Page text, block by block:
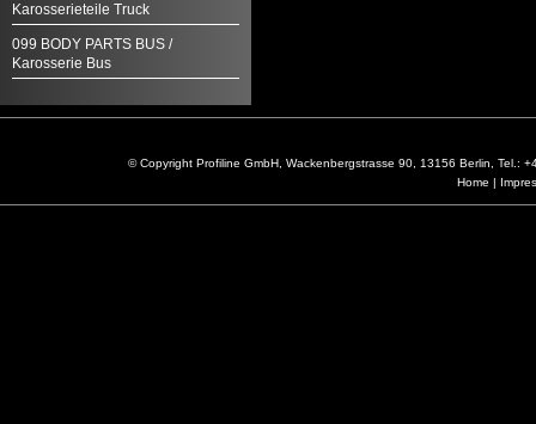
Karosserieteile Truck
099 BODY PARTS BUS /
Karosserie Bus
© Copyright Profiline GmbH, Wackenbergstrasse 90, 13156 Berlin,
Home |